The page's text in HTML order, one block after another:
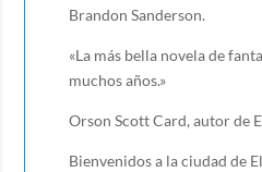
Brandon Sanderson.
«La más bella novela de
muchos años.»
Orson Scott Card, autor de
Bienvenidos a la ciudad de